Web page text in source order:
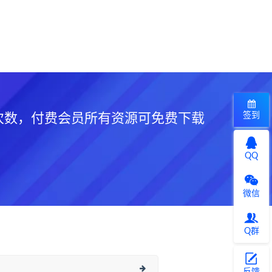
，付费会员所有资源可免费下载 签到
QQ
微信
Q群